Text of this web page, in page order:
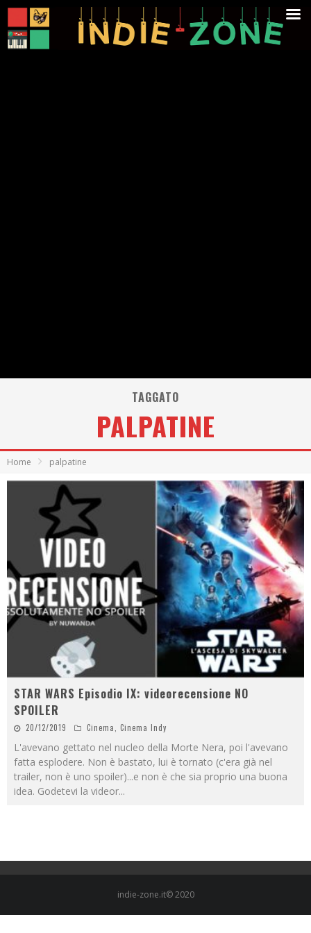
TAGGATO
PALPATINE
Home palpatine
STAR WARS Episodio IX: videorecensione NO
SPOILER
20/12/2019 Cinema, Cinema Indy
L'avevano gettato nel nucleo della Morte Nera, poi l'avevano
fatta esplodere. Non è bastato, lui è tornato (c'era già nel
trailer, non è uno spoiler)...e non è che sia proprio una buona
idea. Godetevi la videor...
indie-zone.it© 2020